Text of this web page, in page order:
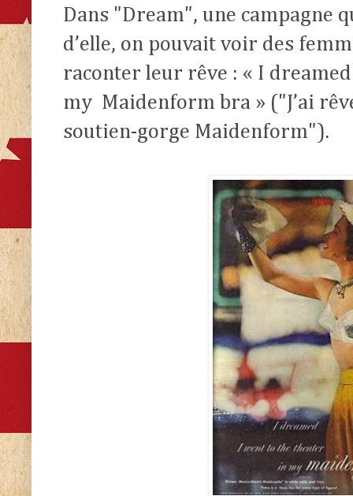
Dans "Dream", une campagne
d’elle, on pouvait voir des
raconter leur rêve : « I
my Maidenform bra » ("J’ai
soutien-gorge Maidenform").